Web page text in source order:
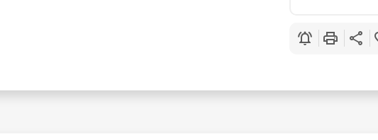
share
print
notifications_active